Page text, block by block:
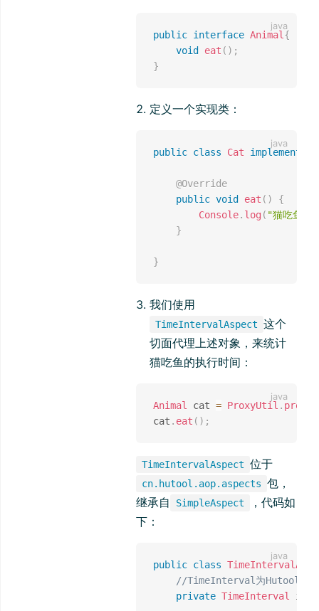
public interface Animal{
void
eat ( ) ;
}
定义一个实现类：
public class Cat implements
@Override
public void eat ( )
{
Console. log ( "猫吃鱼"
}
}
我们使用
TimeIntervalAspect 这个
切面代理上述对象，来统计
猫吃鱼的执行时间：
Animal cat = ProxyUtil . proxy
cat . eat ( ) ;
TimeIntervalAspect 位于
cn.hutool.aop.aspects 包，
继承自
SimpleAspect
，代码如
下：
public class
//TimeInterval为Hutool实现
private TimeInterval